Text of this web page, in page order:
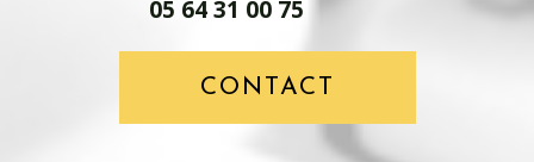
05 64 31 00 75
CONTACT